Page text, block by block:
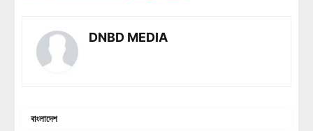
DNBD MEDIA
বাংলাদেশ